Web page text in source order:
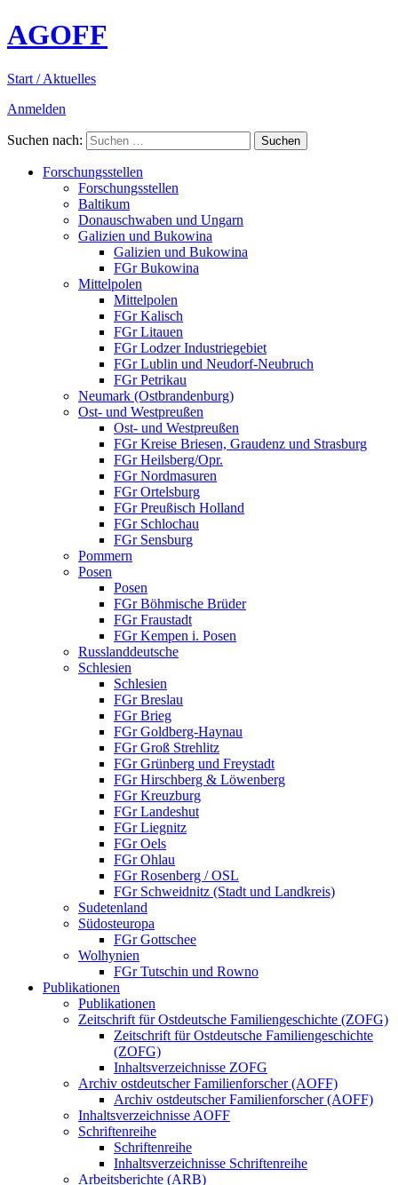
AGOFF
Start / Aktuelles
Anmelden
Suchen nach:
Forschungsstellen
Forschungsstellen
Baltikum
Donauschwaben und Ungarn
Galizien und Bukowina
Galizien und Bukowina
FGr Bukowina
Mittelpolen
Mittelpolen
FGr Kalisch
FGr Litauen
FGr Lodzer Industriegebiet
FGr Lublin und Neudorf-Neubruch
FGr Petrikau
Neumark (Ostbrandenburg)
Ost- und Westpreußen
Ost- und Westpreußen
FGr Kreise Briesen, Graudenz und Strasburg
FGr Heilsberg/Opr.
FGr Nordmasuren
FGr Ortelsburg
FGr Preußisch Holland
FGr Schlochau
FGr Sensburg
Pommern
Posen
Posen
FGr Böhmische Brüder
FGr Fraustadt
FGr Kempen i. Posen
Russlanddeutsche
Schlesien
Schlesien
FGr Breslau
FGr Brieg
FGr Goldberg-Haynau
FGr Groß Strehlitz
FGr Grünberg und Freystadt
FGr Hirschberg & Löwenberg
FGr Kreuzburg
FGr Landeshut
FGr Liegnitz
FGr Oels
FGr Ohlau
FGr Rosenberg / OSL
FGr Schweidnitz (Stadt und Landkreis)
Sudetenland
Südosteuropa
FGr Gottschee
Wolhynien
FGr Tutschin und Rowno
Publikationen
Publikationen
Zeitschrift für Ostdeutsche Familiengeschichte (ZOFG)
Zeitschrift für Ostdeutsche Familiengeschichte
(ZOFG)
Inhaltsverzeichnisse ZOFG
Archiv ostdeutscher Familienforscher (AOFF)
Archiv ostdeutscher Familienforscher (AOFF)
Inhaltsverzeichnisse AOFF
Schriftenreihe
Schriftenreihe
Inhaltsverzeichnisse Schriftenreihe
Arbeitsberichte (ARB)